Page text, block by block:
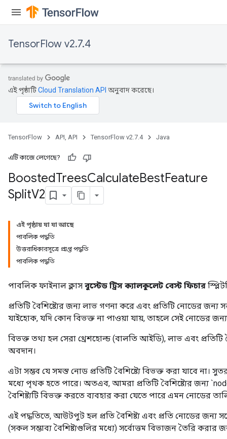
TensorFlow v2.7.4
এই পৃষ্ঠাটিCloud Translation API অনুবাদ করেছে।
TensorFlow API, API TensorFlow v2.7.4 Java
এটি কাজে লেগেছে?
BoostedTreesCalculateBestFeature
SplitV2
এই পৃষ্ঠায় যা যা আছে
পাবলিক পদ্ধতি
উত্তরাধিকারসূত্রে প্রাপ্ত পদ্ধতি
পাবলিক পদ্ধতি
পাবলিক ফাইনাল ক্লাস বুস্টেড ট্রিস ক্যালকুলেট বেস্ট ফিচার
প্রতিটি বৈশিষ্ট্যের জন্য লাভ গণনা করে এবং প্রতিটি নোডের জন্য
যাইহোক, যদি কোন বিভক্ত না পাওয়া যায়, তাহলে সেই নোডের
বিভক্ত তথ্য হল সেরা থ্রেশহোল্ড (বালতি আইডি), লাভ এবং
অবদান।
এটা সম্ভব যে সমস্ত নোড প্রতিটি বৈশিষ্ট্যে বিভক্ত করা যাবে না।
মধ্যে পৃথক হতে পারে। অতএব, আমরা প্রতিটি বৈশিষ্ট্যের জন্য
বৈশিষ্ট্যটি বিভক্ত করতে ব্যবহার করা যেতে পারে এমন নোডের
এই পদ্ধতিতে, আউটপুট হল প্রতি বৈশিষ্ট্য এবং প্রতি নোডের জন্য
(সকল সম্ভাব্য বৈশিষ্ট্যগুলির মধ্যে) সর্বোত্তম বিভাজন তৈরি